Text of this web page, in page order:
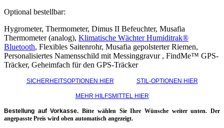
Optional bestellbar:
Hygrometer, Thermometer, Dimus II Befeuchter, Musafia
Thermometer (analog), Klimatische Wächter Humiditrak®
Bluetooth, Flexibles Saitenrohr, Musafia gepolsterter Riemen,
Personalisiertes Namensschild mit Messinggravur , FindMe™ GPS-
Träcker, Geheimfach für den GPS-Träcker
SICHERHEITSOPTIONEN HIER STIL-OPTIONEN HIER
MEHR HILFSMITTEL HIER
Bestellung auf Vorkasse.Bitte wählen Sie Ihre Wünsche weiter unten. Der
angepasste Preis wird oben automatisch angezeigt.